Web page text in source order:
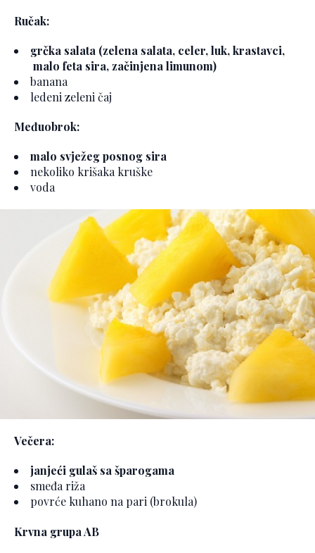
Ručak:
grčka salata (zelena salata, celer, luk, krastavci,
malo feta sira, začinjena limunom)
banana
ledeni zeleni čaj
Međuobrok:
malo svježeg posnog sira
nekoliko krišaka kruške
voda
Večera:
janjeći gulaš sa šparogama
smeđa riža
povrće kuhano na pari (brokula)
Krvna grupa AB